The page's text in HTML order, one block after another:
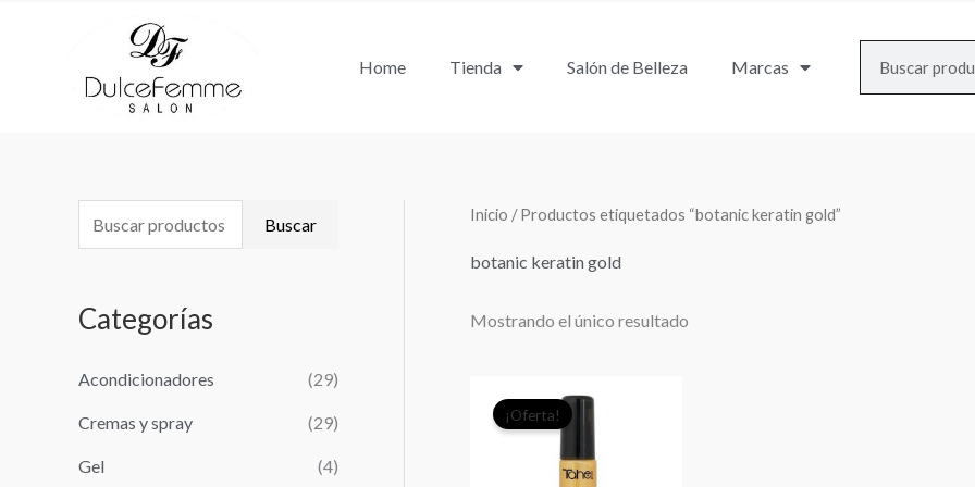
Home Tienda Salón de Belleza Marcas
u
c
r
p
o
Buscar
Categorías
Acondicionadores (29)
Cremas y spray (29)
Gel (4)
Inicio / Productos etiquetados “botanic keratin gold”
botanic keratin gold
Mostrando el único resultado
¡Oferta!
El
precio
original